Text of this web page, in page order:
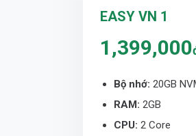
EASY VN 1
1,399,000
Bộ nhớ: 20GB
RAM: 2GB
CPU: 2 Core